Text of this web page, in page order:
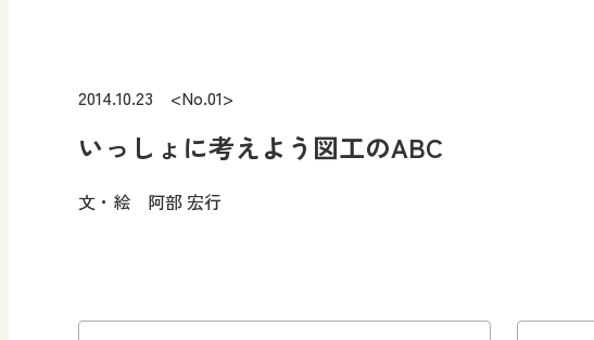
2014.10.23 <No.01>
いっしょに考えよう図工のABC
文・絵 阿部 宏行